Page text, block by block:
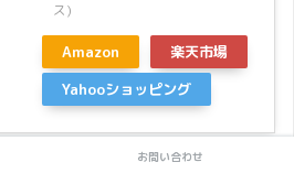
ス)
Amazon
楽天市場
Yahooショッピング
お問い合わせ